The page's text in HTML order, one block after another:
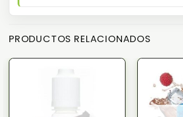
PRODUCTOS RELACIONADOS